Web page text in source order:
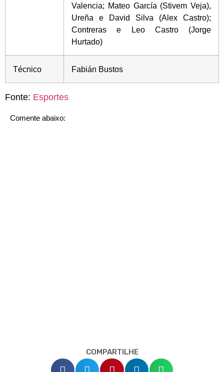
Valencia; Mateo García (Stivem Veja),
Ureña e David Silva (Alex Castro);
Contreras e Leo Castro (Jorge
Hurtado)
Técnico Fabián Bustos
Fonte: Esportes
Comente abaixo:
COMPARTILHE